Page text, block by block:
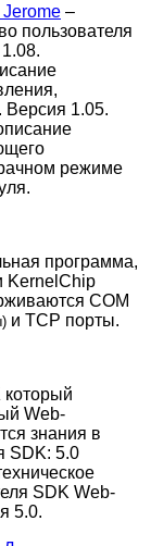
Jerome –
пользователя
1.05.
режиме
программа,
KernelChip
COM
и TCP порты.
который
Web-
знания в
SDK: 5.0
SDK Web-
5.0.